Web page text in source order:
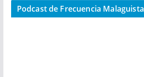
Podcast de Frecuencia Malaguista